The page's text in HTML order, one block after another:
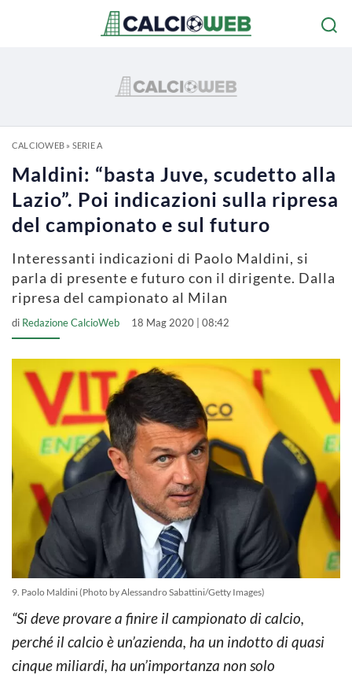
CALCIOWEB» SERIE A
Maldini: “basta Juve, scudetto alla
Lazio”. Poi indicazioni sulla ripresa
del campionato e sul futuro
Interessanti indicazioni di Paolo Maldini, si
parla di presente e futuro con il dirigente. Dalla
ripresa del campionato al Milan
di Redazione CalcioWeb 18 Mag 2020 | 08:42
9. Paolo Maldini (Photo by Alessandro Sabattini/Getty Images)
“Si deve provare a finire il campionato di calcio,
perché il calcio è un’azienda, ha un indotto di quasi
cinque miliardi, ha un’importanza non solo